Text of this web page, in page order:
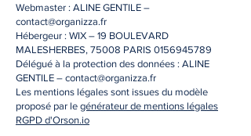
Webmaster : ALINE GENTILE –
contact@organizza.fr
Hébergeur : WIX – 19 BOULEVARD
MALESHERBES, 75008 PARIS 0156945789
Délégué à la protection des données : ALINE
GENTILE – contact@organizza.fr
Les mentions légales sont issues du modèle
proposé par le générateur de mentions légales
RGPD d'Orson.io